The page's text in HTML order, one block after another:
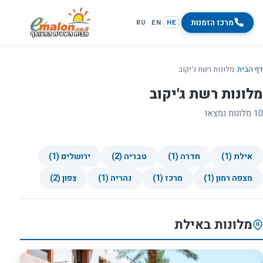
מרכז הזמנות HE
EN
RU
דף הבית/מלונות רשת ג'יקוב
מלונות רשת ג'יקוב
10 מלונות נמצאו
אילת (1) חדרה (1) טבריה (2)
ירושלים (1)
מצפה רמון (1)
מרכז (1) נהריה (1) צפון (2)
מלונות באילת